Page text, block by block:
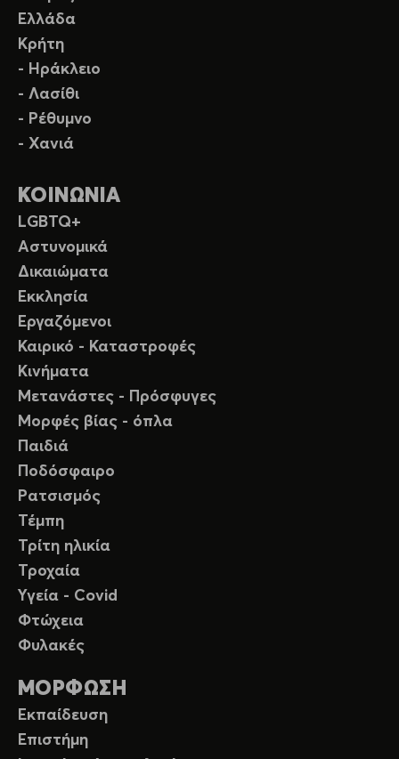
Ελλάδα
Κρήτη
- Ηράκλειο
- Λασίθι
- Ρέθυμνο
- Χανιά
ΚΟΙΝΩΝΙΑ
LGBTQ+
Αστυνομικά
Δικαιώματα
Εκκλησία
Εργαζόμενοι
Καιρικό - Καταστροφές
Κινήματα
Μετανάστες - Πρόσφυγες
Μορφές βίας - όπλα
Παιδιά
Ποδόσφαιρο
Ρατσισμός
Τέμπη
Τρίτη ηλικία
Τροχαία
Υγεία - Covid
Φτώχεια
Φυλακές
ΜΟΡΦΩΣΗ
Εκπαίδευση
Επιστήμη